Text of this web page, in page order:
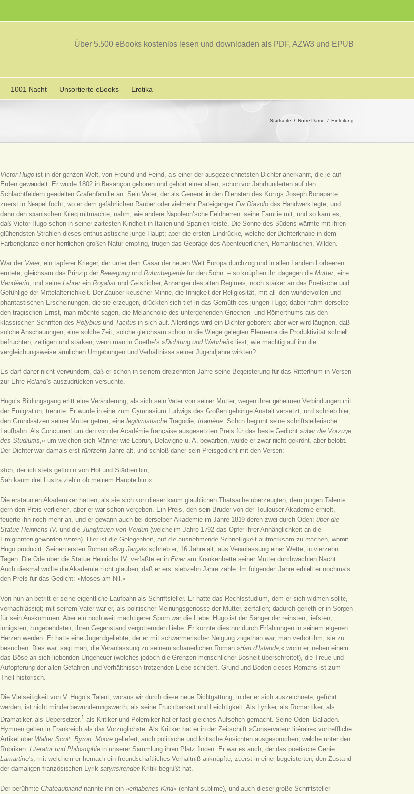
Über 5.500 eBooks kostenlos lesen und downloaden als PDF, AZW3 und EPUB
1001 Nacht Unsortierte eBooks Erotika
Startseite Notre Dame Einleitung
Victor Hugo ist in der ganzen Welt, von Freund und Feind, als einer der ausgezeichnetsten Dichter anerkannt, die je auf
Erden gewandelt. Er wurde 1802 in Besançon geboren und gehört einer alten, schon vor Jahrhunderten auf den
Schlachtfeldern geadelten Grafenfamilie an. Sein Vater, der als General in den Diensten des Königs Joseph Bonaparte
zuerst in Neapel focht, wo er dem gefährlichen Räuber oder vielmehr ParteigängerFra Diavolo das Handwerk legte, und
dann den spanischen Krieg mitmachte, nahm, wie andere Napoleon’sche Feldherren, seine Familie mit, und so kam es,
daß Victor Hugo schon in seiner zartesten Kindheit in Italien und Spanien reiste. Die Sonne des Südens wärmte mit ihren
glühendsten Strahlen dieses enthusiastische junge Haupt; aber die ersten Eindrücke, welche der Dichterknabe in dem
Farbenglanze einer herrlichen großen Natur empfing, trugen das Gepräge des Abenteuerlichen, Romantischen, Wilden.
War der Vater, ein tapferer Krieger, der unter dem Cäsar der neuen Welt Europa durchzog und in allen Ländern Lorbeeren
erntete, gleichsam das Prinzip derBewegung undRuhmbegierde für den Sohn: – so knüpften ihn dagegen dieMutter, eine
Vendéerin, und seineLehrereinRoyalist und Geistlicher, Anhänger des alten Regimes, noch stärker an das Poetische und
Gefühlige der Mittelalterlichkeit. Der Zauber keuscher Minne, die Innigkeit der Religiosität, mit all‘ den wundervollen und
phantastischen Erscheinungen, die sie erzeugen, drückten sich tief in das Gemüth des jungen Hugo; dabei nahm derselbe
den tragischen Ernst, man möchte sagen, die Melancholie des untergehenden Griechen- und Römerthums aus den
klassischen Schriften desPolybius und Tacitus in sich auf. Allerdings wird ein Dichter geboren: aber wer wird läugnen, daß
solche Anschauungen, eine solche Zeit, solche gleichsam schon in die Wiege gelegten Elemente die Produktivität schnell
befruchten, zeitigen und stärken, wenn man in Goethe’s »Dichtung und Wahrheit« liest, wie mächtig auf ihn die
vergleichungsweise ärmlichen Umgebungen und Verhältnisse seiner Jugendjahre wirkten?
Es darf daher nicht verwundern, daß er schon in seinem dreizehnten Jahre seine Begeisterung für das Ritterthum in Versen
zur EhreRoland’s auszudrücken versuchte.
Hugo’s Bildungsgang erlitt eine Veränderung, als sich sein Vater von seiner Mutter, wegen ihrer geheimen Verbindungen mit
der Emigration, trennte. Er wurde in eine zum Gymnasium Ludwigs des Großen gehörige Anstalt versetzt, und schrieb hier,
den Grundsätzen seiner Mutter getreu, einelegitimistische Tragödie,Irtamène. Schon beginnt seine schriftstellerische
Laufbahn. Als Concurrent um den von der Académie française ausgesetzten Preis für das beste Gedicht »über die Vorzüge
des Studiums,« um welchen sich Männer wie Lebrun, Delavigne u. A. bewarben, wurde er zwar nicht gekrönt, aber belobt.
Der Dichter war damals erstfünfzehn Jahre alt, und schloß daher sein Preisgedicht mit den Versen:
»Ich, der ich stets gefloh’n von Hof und Städten bin,
Sah kaum drei Lustra zieh’n ob meinem Haupte hin.«
Die erstaunten Akademiker hätten, als sie sich von dieser kaum glaublichen Thatsache überzeugten, dem jungen Talente
gern den Preis verliehen, aber er war schon vergeben. Ein Preis, den sein Bruder von der Toulouser Akademie erhielt,
feuerte ihn noch mehr an, und er gewann auch bei derselben Akademie im Jahre 1819 deren zwei durch Oden:über die
Statue Heinrichs IV. und dieJungfrauen von Verdun (welche im Jahre 1792 das Opfer ihrer Anhänglichkeit an die
Emigranten geworden waren). Hier ist die Gelegenheit, auf die ausnehmende Schnelligkeit aufmerksam zu machen, womit
Hugo producirt. Seinen ersten Roman »Bug Jargal« schrieb er, 16 Jahre alt, aus Veranlassung einer Wette, in vierzehn
Tagen. Die Ode über die Statue Heinrichs IV. verfaßte er inEineram Krankenbette seiner Mutter durchwachten Nacht.
Auch diesmal wollte die Akademie nicht glauben, daß er erst siebzehn Jahre zähle. Im folgenden Jahre erhielt er nochmals
den Preis für das Gedicht: »Moses am Nil.«
Von nun an betritt er seine eigentliche Laufbahn als Schriftsteller. Er hatte das Rechtsstudium, dem er sich widmen sollte,
vernachlässigt; mit seinem Vater war er, als politischer Meinungsgenosse der Mutter, zerfallen; dadurch gerieth er in Sorgen
für sein Auskommen. Aber ein noch weit mächtigerer Sporn war die Liebe. Hugo ist der Sänger der reinsten, tiefsten,
innigsten, hingebendsten, ihren Gegenstand vergötternden Liebe. Er konnte dies nur durch Erfahrungen in seinem eigenen
Herzen werden. Er hatte eine Jugendgeliebte, der er mit schwärmerischer Neigung zugethan war; man verbot ihm, sie zu
besuchen. Dies war, sagt man, die Veranlassung zu seinem schauerlichen Roman »Han d’Islande,« worin er, neben einem
das Böse an sich liebenden Ungeheuer (welches jedoch die Grenzen menschlicher Bosheit überschreitet), die Treue und
Aufopferung der allen Gefahren und Verhältnissen trotzenden Liebe schildert. Grund und Boden dieses Romans ist zum
Theil historisch.
Die Vielseitigkeit von V. Hugo’s Talent, woraus wir durch diese neue Dichtgattung, in der er sich auszeichnete, geführt
werden, ist nicht minder bewunderungswerth, als seine Fruchtbarkeit und Leichtigkeit. Als Lyriker, als Romantiker, als
Dramatiker, als Uebersetzer,1 als Kritiker und Polemiker hat er fast gleiches Aufsehen gemacht. Seine Oden, Balladen,
Hymnen gelten in Frankreich als das Vorzüglichste. Als Kritiker hat er in der Zeitschrift »Conservateur litéraire« vortreffliche
Artikel über Walter Scott, Byron, Moore geliefert, auch politische und kritische Ansichten ausgesprochen, welche unter den
Rubriken:Literatur und Philosophie in unserer Sammlung ihren Platz finden. Er war es auch, der das poetische Genie
Lamartine’s, mit welchem er hernach ein freundschaftliches Verhältniß anknüpfte, zuerst in einer begeisterten, den Zustand
der damaligen französischen Lyriksatyrisirenden Kritik begrüßt hat.
Der berühmteChateaubriandnannte ihn ein»erhabenes Kind« (enfant sublime), und auch dieser große Schriftsteller